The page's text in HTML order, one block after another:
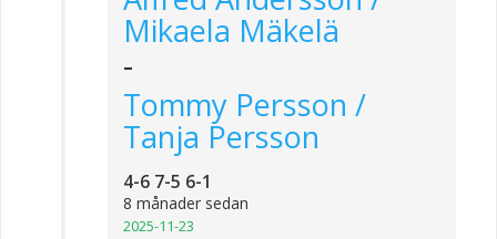
Mikaela Mäkelä
-
Tommy Persson /
Tanja Persson
4-6 7-5 6-1
8 månader sedan
2025-11-23